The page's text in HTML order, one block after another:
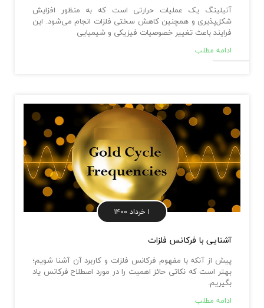
آنیلینگ یک عملیات حرارتی است که به منظور افزایش
شکل‌پذیری و همچنین کاهش سختی فلزات انجام می‌شود. این
فرایند باعث تغییر خصوصیات فیزیکی و شیمیایی
ادامه مطلب
آشنایی با فرکانس فلزات
پیش از آنکه با مفهوم فرکانس فلزات و کاربرد آن آشنا شویم؛
بهتر است که نکاتی حائز اهمیت را در مورد اصطلاح فرکانس یاد
بگیریم.
ادامه مطلب